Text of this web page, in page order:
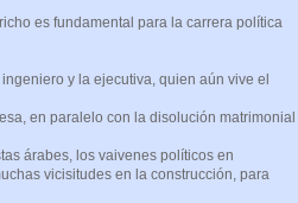
es fundamental para la carrera política
y la ejecutiva, quien aún vive el
en paralelo con la disolución matrimonial
árabes, los vaivenes políticos en
vicisitudes en la construcción, para